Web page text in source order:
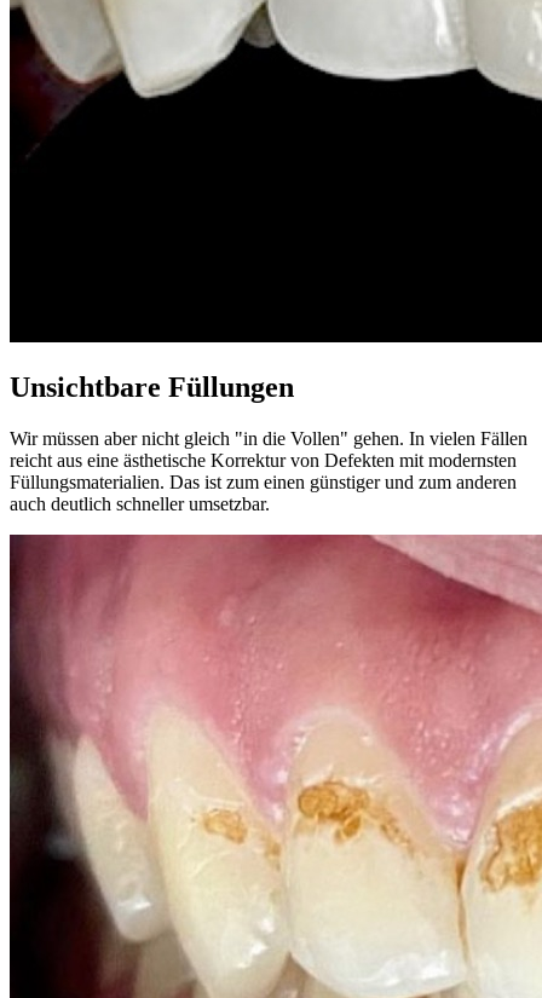
Unsichtbare Füllungen
Wir müssen aber nicht gleich "in die Vollen" gehen. In vielen Fällen
reicht aus eine ästhetische Korrektur von Defekten mit modernsten
Füllungsmaterialien. Das ist zum einen günstiger und zum anderen
auch deutlich schneller umsetzbar.